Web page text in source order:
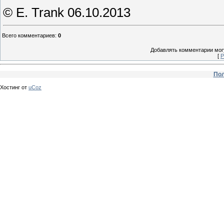
© E. Trank 06.10.2013
Всего комментариев: 0
Добавлять комментарии
[
Хостинг от uCoz